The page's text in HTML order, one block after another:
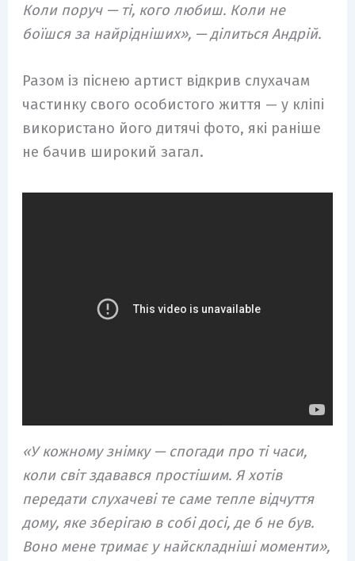
Коли поруч — ті, кого любиш. Коли не
боїшся за найрідніших», — ділиться Андрій.
Разом із піснею артист відкрив слухачам
частинку свого особистого життя — у кліпі
використано його дитячі фото, які раніше
не бачив широкий загал.
«У кожному знімку — спогади про ті часи,
коли світ здавався простішим. Я хотів
передати слухачеві те саме тепле відчуття
дому, яке зберігаю в собі досі, де б не був.
Воно мене тримає у найскладніші моменти»,